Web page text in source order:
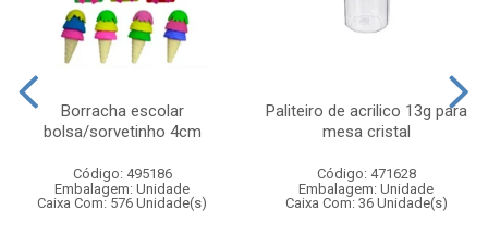
Borracha escolar
bolsa/sorvetinho 4cm
Código: 495186
Embalagem: Unidade
Caixa Com: 576 Unidade(s)
Paliteiro de acrilico 13g para
mesa cristal
Código: 471628
Embalagem: Unidade
Caixa Com: 36 Unidade(s)